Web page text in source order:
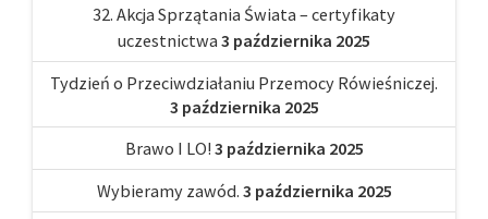
32. Akcja Sprzątania Świata – certyfikaty
uczestnictwa 3 października 2025
Tydzień o Przeciwdziałaniu Przemocy Rówieśniczej.
3 października 2025
Brawo I LO! 3 października 2025
Wybieramy zawód. 3 października 2025